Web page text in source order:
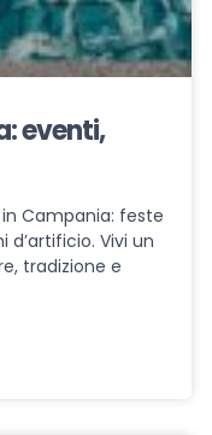
eventi,
Campania: feste
Vivi un
tradizione e